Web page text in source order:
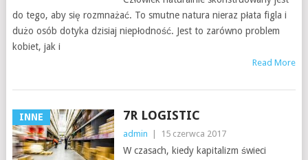
do tego, aby się rozmnażać. To smutne natura nieraz płata figla i
dużo osób dotyka dzisiaj niepłodność. Jest to zarówno problem
kobiet, jak i
Read More
INNE 7R LOGISTIC
admin 15 czerwca 2017
W czasach, kiedy kapitalizm świeci